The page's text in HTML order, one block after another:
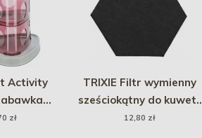
Activity
kota 32 x
zł
TRIXIE Filtr wymienny
sześciokątny do kuwety
Maro
12,80 zł